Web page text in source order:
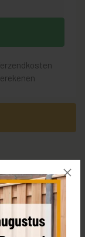
schutting?
met Tom of bezoek